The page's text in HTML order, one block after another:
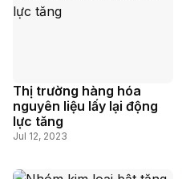
Thị trường hàng hóa
nguyên liệu lấy lại động
lực tăng
Jul 12, 2023